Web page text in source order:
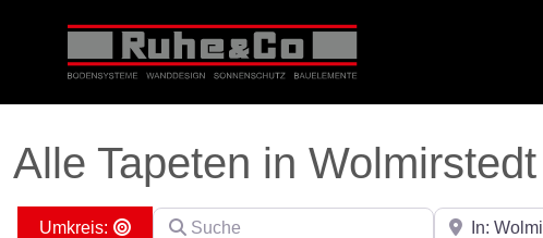
Alle Tapeten in Wolmirstedt
Search By Distance
Suche PLZ eingeben